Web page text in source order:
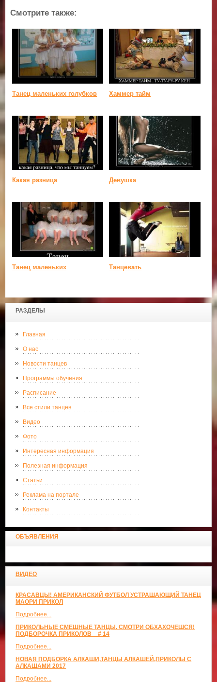
РАЗДЕЛЫ
Главная
О нас
Новости танцев
Программы обучения
Расписание
Все стили танцев
Видео
Фото
Интересная информация
Полезная информация
Статьи
Реклама на портале
Контакты
ОБЪЯВЛЕНИЯ
ВИДЕО
КРАСАВЦЫ! АМЕРИКАНСКИЙ ФУТБОЛ УСТРАШАЮЩИЙ ТАНЕЦ
МАОРИ ПРИКОЛ
Подробнее...
ПРИКОЛЬНЫЕ СМЕШНЫЕ ТАНЦЫ. СМОТРИ ОБХАХОЧЕШСЯ!
ПОДБОРОЧКА ПРИКОЛОВ _ # 14
Подробнее...
НОВАЯ ПОДБОРКА АЛКАШИ,ТАНЦЫ АЛКАШЕЙ,ПРИКОЛЫ С
АЛКАШАМИ 2017
Подробнее...
Смотрите также:
Танец маленьких голубков Хаммер тайм
Какая разница Девушка
Танец маленьких Танцевать